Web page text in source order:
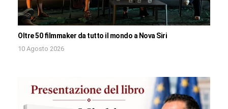
Oltre 50 filmmaker da tutto il mondo a Nova Siri
10 Agosto 2026